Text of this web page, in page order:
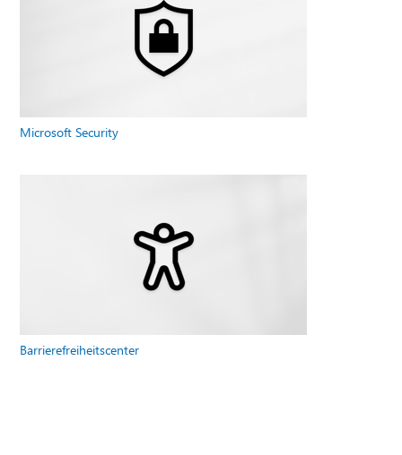
Microsoft Security
Barrierefreiheitscenter